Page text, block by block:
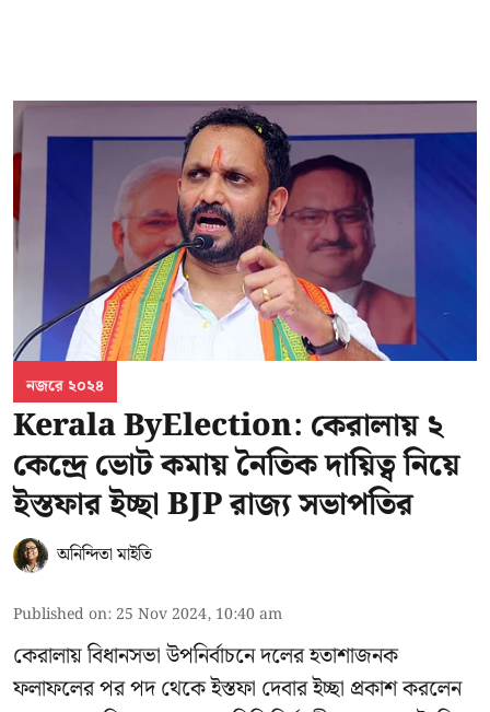
নজরে ২০২৪
Kerala ByElection: কেরালায় ২
কেন্দ্রে ভোট কমায় নৈতিক দায়িত্ব নিয়ে
ইস্তফার ইচ্ছা BJP রাজ্য সভাপতির
অনিন্দিতা মাইতি
Published on: 25 Nov 2024, 10:40 am
কেরালায় বিধানসভা উপনির্বাচনে দলের হতাশাজনক
ফলাফলের পর পদ থেকে ইস্তফা দেবার ইচ্ছা প্রকাশ করলেন